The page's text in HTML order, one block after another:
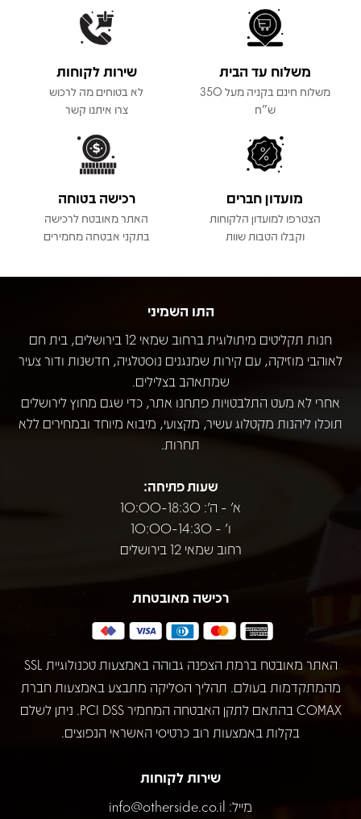
משלוח עד הבית
משלוח חינם בקניה מעל 350
ש"ח
שירות לקוחות
לא בטוחים מה לרכוש
צרו איתנו קשר
מועדון חברים
הצטרפו למועדון הלקוחות
וקבלו הטבות שוות
רכישה בטוחה
האתר מאובטח לרכישה
בתקני אבטחה מחמירים
התו השמיני
חנות תקליטים מיתולוגית ברחוב שמאי 12 בירושלים, בית חם
לאוהבי מוזיקה, עם קירות שמנגנים נוסטלגיה, חדשנות ודור צעיר
שמתאהב בצלילים.
אחרי לא מעט התלבטויות פתחנו אתר, כדי שגם מחוץ לירושלים
תוכלו ליהנות מקטלוג עשיר, מקצועי, מיבוא מיוחד ובמחירים ללא
תחרות.
שעות פתיחה:
א' - ה': 10:00-18:30
ו' - 10:00-14:30
רחוב שמאי 12 בירושלים
רכישה מאובטחת
האתר מאובטח ברמת הצפנה גבוהה באמצעות טכנולוגיית SSL
מהמתקדמות בעולם. תהליך הסליקה מתבצע באמצעות חברת
COMAX בהתאם לתקן האבטחה המחמיר PCI DSS. ניתן לשלם
בקלות באמצעות רוב כרטיסי האשראי הנפוצים.
שירות לקוחות
מייל: info@otherside.co.il